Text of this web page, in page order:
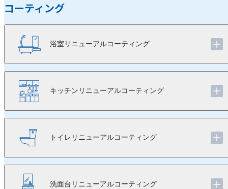
コーティング
浴室リニューアルコーティング
キッチンリニューアルコーティング
トイレリニューアルコーティング
洗面台リニューアルコーティング